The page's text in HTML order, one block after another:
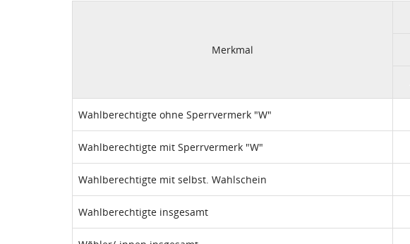
Merkmal
Wahlberechtigte ohne Sperrvermerk "W"
Wahlberechtigte mit Sperrvermerk "W"
Wahlberechtigte mit selbst. Wahlschein
Wahlberechtigte insgesamt